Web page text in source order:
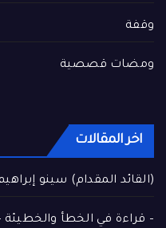
وقفة
ومضات قصصية
اخر المقالات
(القائد المقدام) سينو
– قراءة في الخطأ